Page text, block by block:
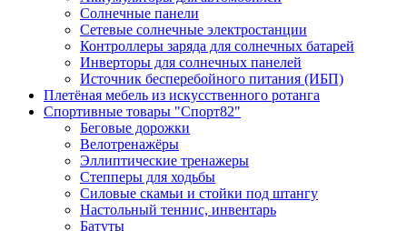
Солнечные панели
Сетевые солнечные электростанции
Контроллеры заряда для солнечных батарей
Инверторы для солнечных панелей
Источник бесперебойного питания (ИБП)
Плетёная мебель из искусственного ротанга
Спортивные товары "Спорт82"
Беговые дорожки
Велотренажёры
Эллиптические тренажеры
Степперы для ходьбы
Силовые скамьи и стойки под штангу
Настольный теннис, инвентарь
Батуты